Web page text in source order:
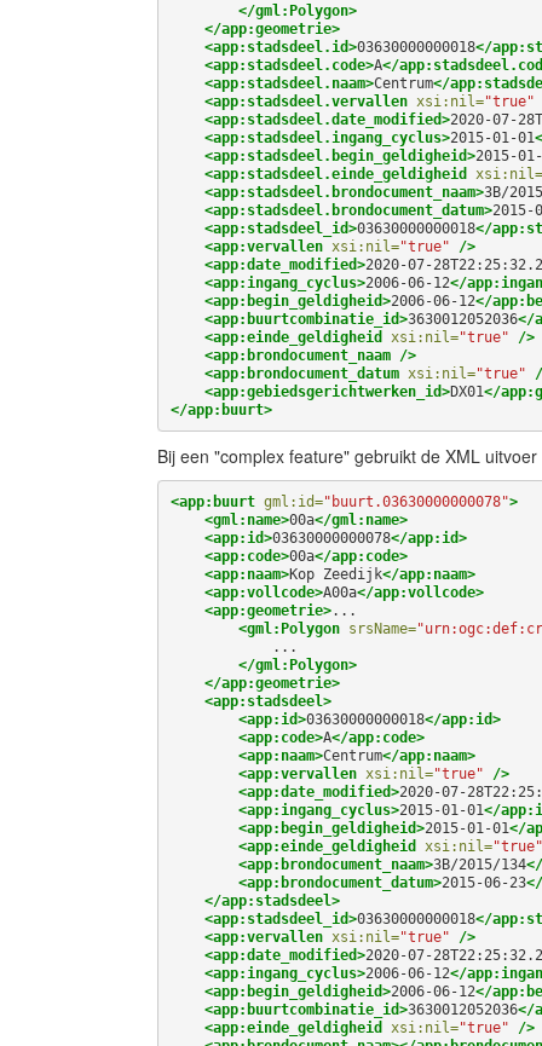
</gml:Polygon>
</app:geometrie>
<app:stadsdeel.id>03630000000018</
<app:stadsdeel.code>A</
<app:stadsdeel.naam>Centrum</
<app:stadsdeel.vervallen
xsi:nil="true"
<app:stadsdeel.date_modified>2020-07-
<app:stadsdeel.ingang_cyclus>2015-01-01
<app:stadsdeel.begin_geldigheid>2015-
<app:stadsdeel.einde_geldigheid
xsi:nil=
<app:stadsdeel.brondocument_naam>3B/
<app:stadsdeel.brondocument_datum>2015-
<app:stadsdeel_id>03630000000018</
<app:vervallen
xsi:nil="true"
/>
<app:date_modified>2020-07-
<app:ingang_cyclus>2006-06-12</
<app:begin_geldigheid>2006-06-12</
<app:buurtcombinatie_id>3630012052036</
<app:einde_geldigheid
xsi:nil="true"
/>
<app:brondocument_naam
/>
<app:brondocument_datum
xsi:nil="true"
<app:gebiedsgerichtwerken_id>DX01</
</app:buurt>
Bij een "complex feature" gebruikt de XML
<app:buurt gml:id="buurt.03630000000078">
<gml:name>00a</gml:name>
<app:id>03630000000078</app:id>
<app:code>00a</app:code>
<app:naam>Kop Zeedijk</app:naam>
<app:vollcode>A00a</app:vollcode>
<app:geometrie>
<gml:Polygon
srsName=
</gml:Polygon>
</app:geometrie>
<app:stadsdeel>
<app:id>03630000000018</app:id>
<app:code>A</app:code>
<app:naam>Centrum</app:naam>
<app:vervallen
xsi:nil="true"
/>
<app:date_modified>2020-07-
<app:ingang_cyclus>2015-01-01</
<app:begin_geldigheid>2015-01-01</
<app:einde_geldigheid
xsi:nil="true"
<app:brondocument_naam>3B/2015/134</
<app:brondocument_datum>2015-06-23
</app:stadsdeel>
<app:stadsdeel_id>03630000000018</
<app:vervallen
xsi:nil="true"
/>
<app:date_modified>2020-07-
<app:ingang_cyclus>2006-06-12</
<app:begin_geldigheid>2006-06-12</
<app:buurtcombinatie_id>3630012052036</
<app:einde_geldigheid
xsi:nil="true"
/>